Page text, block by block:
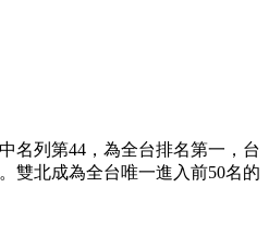
名列第44，為全台排名第一，台
雙北成為全台唯一進入前50名的